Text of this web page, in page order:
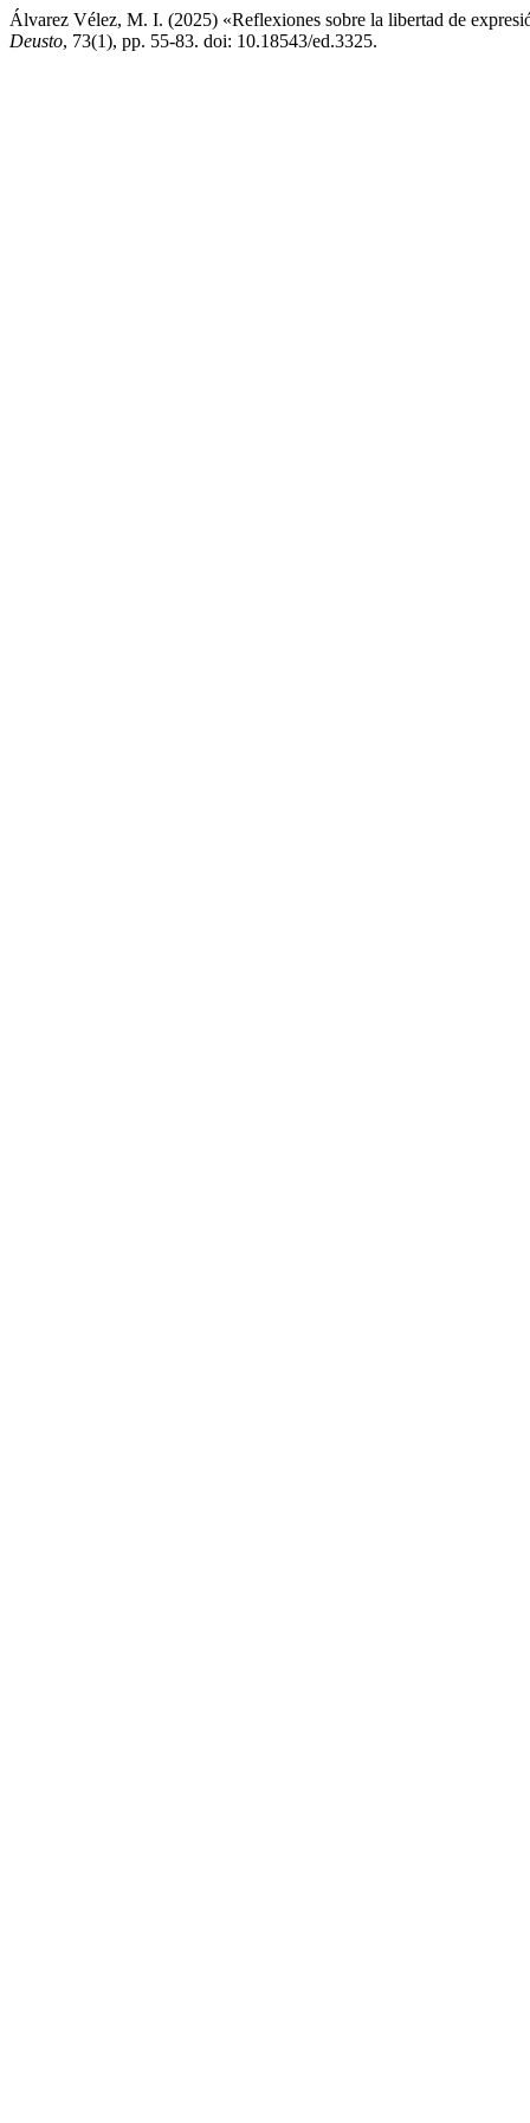
Álvarez Vélez, M. I. (2025) «Reflexiones sobre la libertad de
Deusto, 73(1), pp. 55-83. doi: 10.18543/ed.3325.